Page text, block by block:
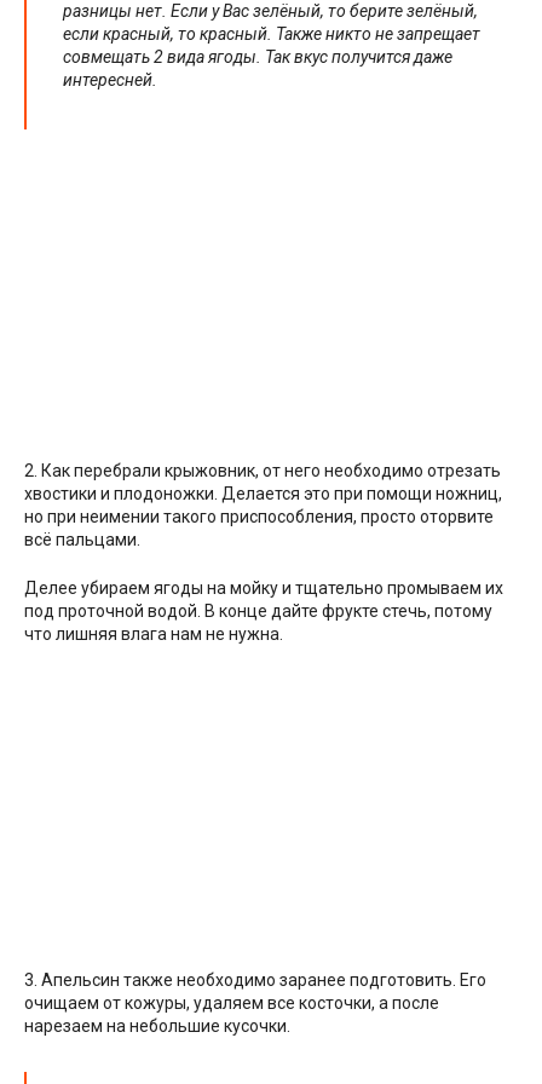
разницы нет. Если у Вас зелёный, то берите зелёный,
если красный, то красный. Также никто не запрещает
совмещать 2 вида ягоды. Так вкус получится даже
интересней.
2. Как перебрали крыжовник, от него необходимо отрезать
хвостики и плодоножки. Делается это при помощи ножниц,
но при неимении такого приспособления, просто оторвите
всё пальцами.
Делее убираем ягоды на мойку и тщательно промываем их
под проточной водой. В конце дайте фрукте стечь, потому
что лишняя влага нам не нужна.
3. Апельсин также необходимо заранее подготовить. Его
очищаем от кожуры, удаляем все косточки, а после
нарезаем на небольшие кусочки.